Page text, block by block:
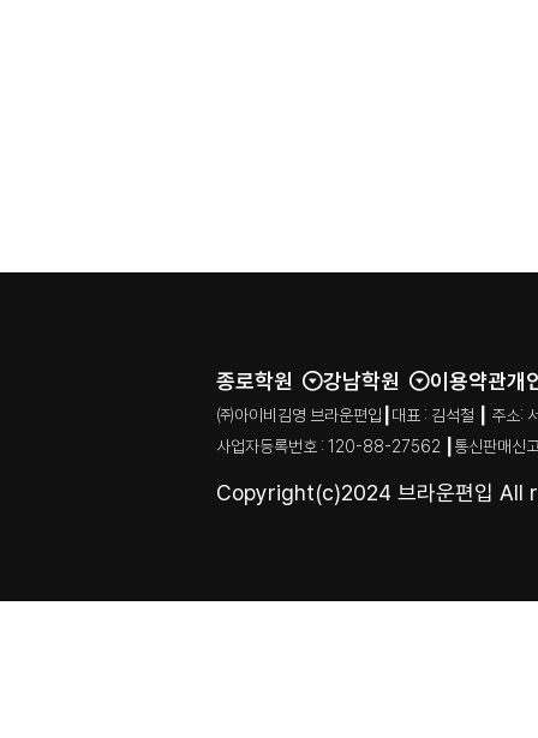
종로학원 강남학원 이용약관개
㈜아이비김영 브라운편입┃대표 : 김석철 ┃ 주
사업자등록번호 : 120-88-27562 ┃통신판매신
Copyright(c)2024 브라운편입